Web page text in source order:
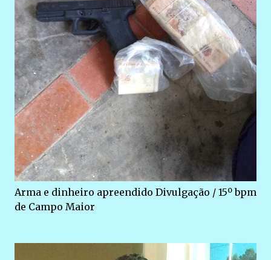
Arma e dinheiro apreendido Divulgação / 15º bpm
de Campo Maior